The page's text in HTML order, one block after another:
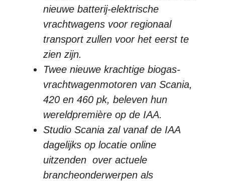
nieuwe batterij-elektrische
vrachtwagens voor regionaal
transport zullen voor het eerst te
zien zijn.
Twee nieuwe krachtige biogas-
vrachtwagenmotoren van Scania,
420 en 460 pk, beleven hun
wereldpremière op de IAA.
Studio Scania zal vanaf de IAA
dagelijks op locatie online
uitzenden over actuele
brancheonderwerpen als